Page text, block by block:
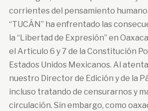
corrientes del pensamiento
“TUCÁN” ha enfrentado las
la “Libertad de Expresión” en
el Articulo 6 y 7 de la Constitución
Estados Unidos Mexicanos. Al
nuestro Director de Edición y de la
incluso tratando de censurarnos y
circulación. Sin embargo, como